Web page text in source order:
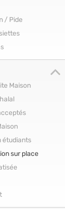
/ Pide
Maison
étudiants
sur place